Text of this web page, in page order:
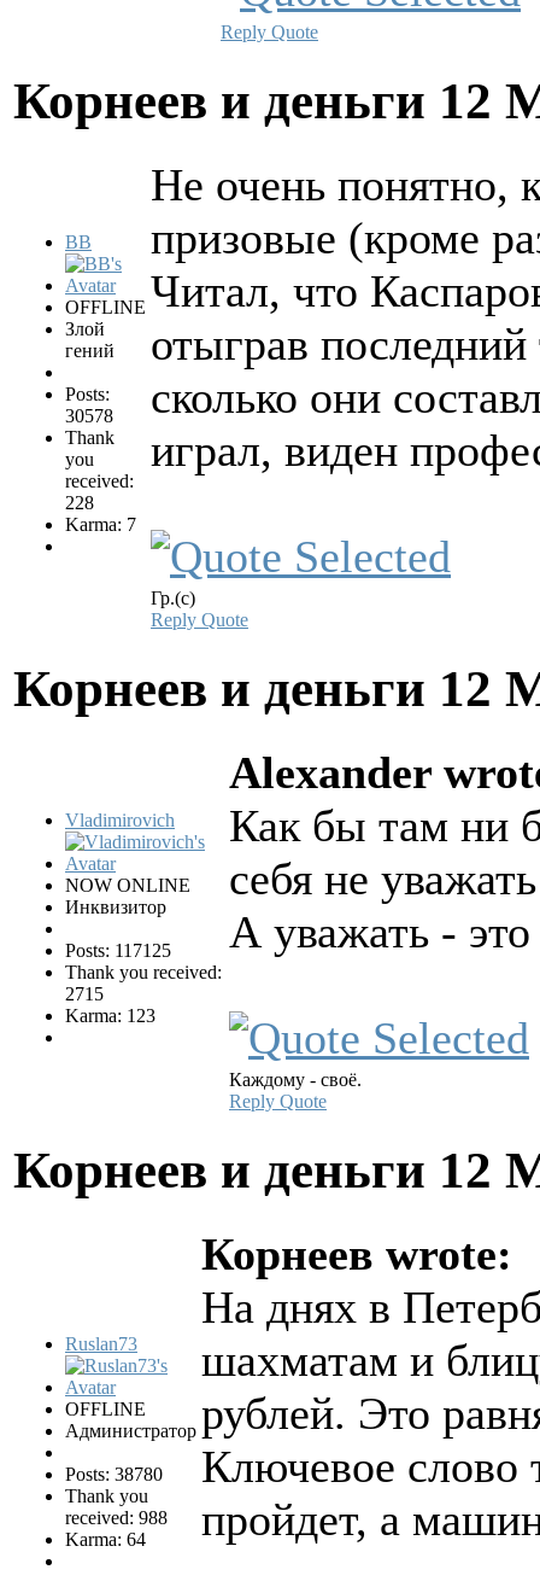
Reply Quote
Корнеев и деньги 12
BB
OFFLINE
Злой
гений
Posts:
30578
Thank
you
received:
228
Karma: 7
Не очень понятно,
призовые (кроме
Читал, что
отыграв
сколько они
играл, виден
Гр.(с)
Reply Quote
Корнеев и деньги 12
Vladimirovich
NOW ONLINE
Инквизитор
Posts: 117125
Thank you received:
2715
Karma: 123
Alexander
Как бы там ни
себя не уважать
А уважать -
Каждому - своё.
Reply Quote
Корнеев и деньги 12
Ruslan73
OFFLINE
Администратор
Posts: 38780
Thank you
received: 988
Karma: 64
Корнеев wrote:
На днях в
шахматам и
рублей. Это
Ключевое слово
пройдет, а